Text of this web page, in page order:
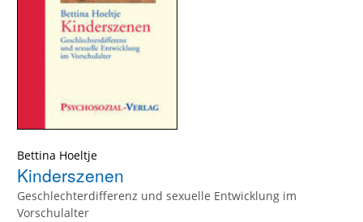
Bettina Hoeltje
Kinderszenen
Geschlechterdifferenz und sexuelle Entwicklung im
Vorschulalter